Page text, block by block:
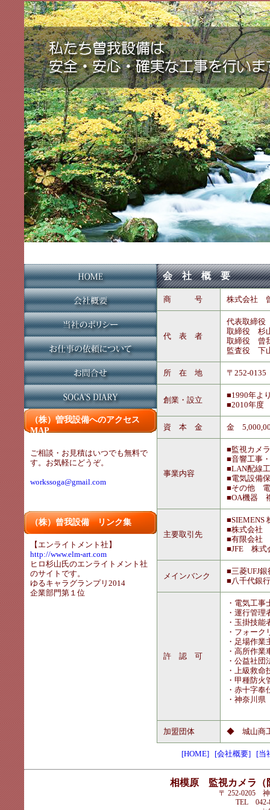
（株）曽我設備へのアクセス
MAP
ご相談・お見積はいつでも無料で
す。お気軽にどうぞ。
workssoga@gmail.com
（株）曾我設備 リンク集
【エンライトメント社】
http://www.elm-art.com
ヒロ杉山氏のエンライトメント社
のサイトです。
ゆるキャラグランプリ2014
企業部門第１位
会 社 概 要
商 号 株式会社
代 表 者
代表取締
取締役 杉
取締役 曾
監査役 下
所 在 地 〒252-
創業・設立
■1990年よ
■2010年度
資 本 金 金
事業内容
■監視カメ
■音響工事
■LAN配線
■電気設備
■その他 電
■OA機器
主要取引先
■SIEMENS
■株式会社
■有限会社
■JFE 株式
メインバンク
■三菱UFJ
■八千代銀
許 認 可
・電気工
・運行管
・玉掛技
・フォー
・足場作
・高所作
・公益社
・上級救命
・甲種防火
・赤十字奉
・神奈川
加盟団体 ◆ 城山商
[HOME] [会社概要] [当
相模原 監視カメラ（
〒 252-0205
TEL 042-